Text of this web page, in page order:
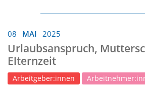
08 MAI 2025
Urlaubsanspruch,
Elternzeit
Arbeitgeber:innen